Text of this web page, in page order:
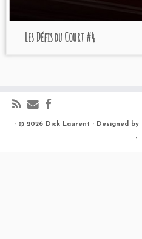
Les Défis du Court #4
· © 2026 Dick Laurent · Designed by
·